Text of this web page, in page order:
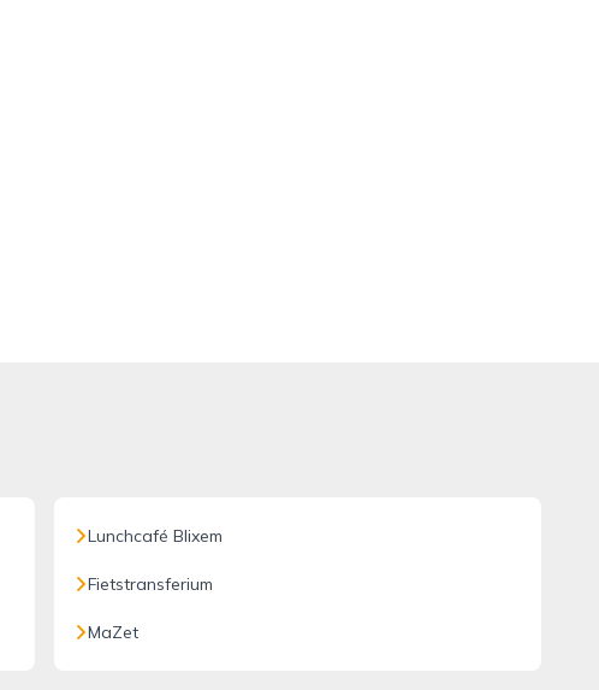
Lunchcafé Blixem
Fietstransferium
MaZet